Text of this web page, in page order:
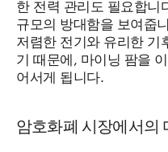
규모의 방대함을 보여줍
저렴한 전기와 유리한 기
기 때문에, 마이닝 팜을
어서게 됩니다.
암호화폐 시장에서의